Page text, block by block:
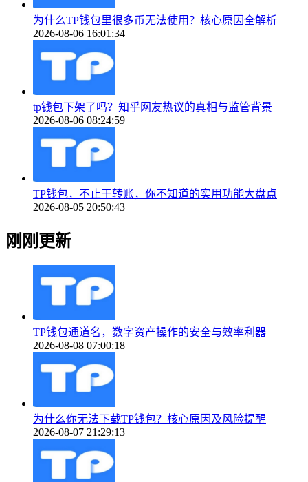
为什么TP钱包里很多币无法使用？核心原因全解析
2026-08-06 16:01:34
tp钱包下架了吗？知乎网友热议的真相与监管背景
2026-08-06 08:24:59
TP钱包，不止于转账，你不知道的实用功能大盘点
2026-08-05 20:50:43
刚刚更新
TP钱包通道名，数字资产操作的安全与效率利器
2026-08-08 07:00:18
为什么你无法下载TP钱包？核心原因及风险提醒
2026-08-07 21:29:13